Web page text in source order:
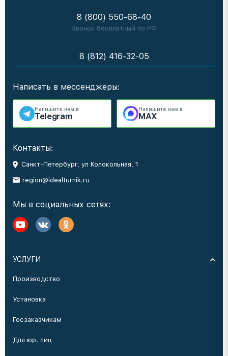
8 (800) 550-68-40
Звонок бесплатный по РФ
8 (812) 416-32-05
Написать в мессенджеры:
Напишите нам в
Telegram
Напишите нам в
MAX
Контакты:
Санкт-Петербург, ул Колокольная, 1
region@idealturnik.ru
Мы в социальных сетях:
УСЛУГИ
Производство
Установка
Госзаказчикам
Для юр. лиц